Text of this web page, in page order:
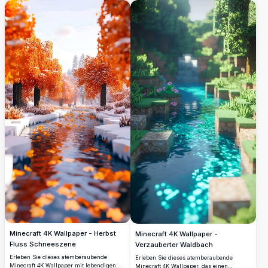
Schein eines Sonnenuntergangs
widerspiegelt, fängt dieses Bild die
Essenz von ruhigen virtuellen
Landschaften ein. Perfekt für Gaming-
Enthusiasten und Minecraft-Fans, die
Szene ist zwischen blockförmigen
Bäumen und schimmerndem Wasser
gesetzt und schafft eine idyllische digitale
Flucht. Verändere deinen Bildschirm mit
diesem schönen und ruhigen Minecraft-
Kunstwerk.
Die hochauflösende Szene zeigt
leuchtende Blumen, friedliche Gewässer
und ein charmantes Holzhaus eingebettet
in die Umarmung der Natur.
Minecraft 4K Wallpaper - Herbst
Fluss Schneeszene
Erleben Sie dieses atemberaubende
Minecraft 4K Wallpaper mit lebendigen
Minecraft 4K Wallpaper -
Verzauberter Waldbach
Erleben Sie dieses atemberaubende
Minecraft 4K Wallpaper, das einen